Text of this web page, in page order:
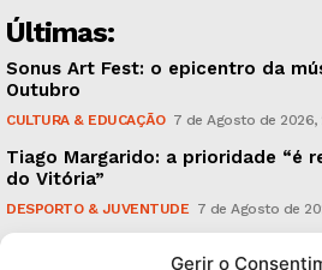
Gerir o
Últimas:
Sonus Art Fest: o epicentro da
Outubro
CULTURA & EDUCAÇÃO 7 de Agosto de 2026,
Tiago Margarido: a prioridade “é
do Vitória”
DESPORTO & JUVENTUDE 7 de Agosto de